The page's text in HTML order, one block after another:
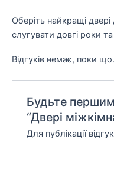
Оберіть найкращі двері
слугувати довгі роки
Відгуків немає, поки що.
Будьте
“Двері
Для публікації